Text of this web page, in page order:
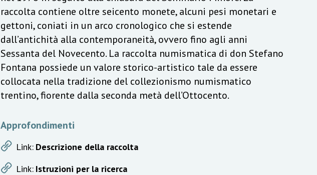
raccolta contiene oltre seicento monete, alcuni pesi monetari e
gettoni, coniati in un arco cronologico che si estende
dall’antichità alla contemporaneità, ovvero fino agli anni
Sessanta del Novecento. La raccolta numismatica di don Stefano
Fontana possiede un valore storico-artistico tale da essere
collocata nella tradizione del collezionismo numismatico
trentino, fiorente dalla seconda metà dell’Ottocento.
Approfondimenti
Link: Descrizione della raccolta
Link: Istruzioni per la ricerca